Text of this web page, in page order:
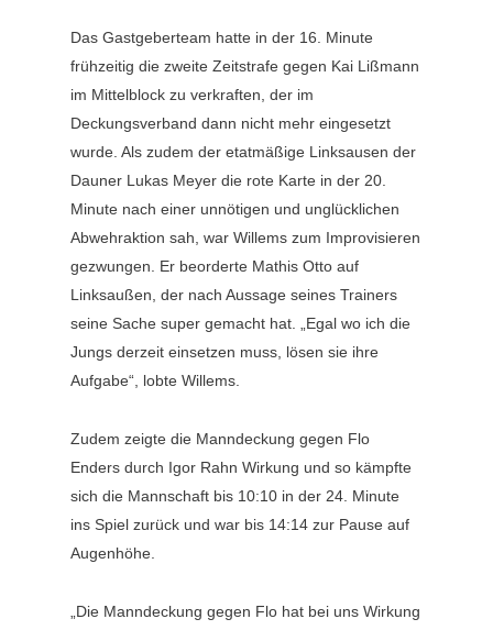
Das Gastgeberteam hatte in der 16. Minute
frühzeitig die zweite Zeitstrafe gegen Kai Lißmann
im Mittelblock zu verkraften, der im
Deckungsverband dann nicht mehr eingesetzt
wurde. Als zudem der etatmäßige Linksausen der
Dauner Lukas Meyer die rote Karte in der 20.
Minute nach einer unnötigen und unglücklichen
Abwehraktion sah, war Willems zum Improvisieren
gezwungen. Er beorderte Mathis Otto auf
Linksaußen, der nach Aussage seines Trainers
seine Sache super gemacht hat. „Egal wo ich die
Jungs derzeit einsetzen muss, lösen sie ihre
Aufgabe“, lobte Willems.
Zudem zeigte die Manndeckung gegen Flo
Enders durch Igor Rahn Wirkung und so kämpfte
sich die Mannschaft bis 10:10 in der 24. Minute
ins Spiel zurück und war bis 14:14 zur Pause auf
Augenhöhe.
„Die Manndeckung gegen Flo hat bei uns Wirkung